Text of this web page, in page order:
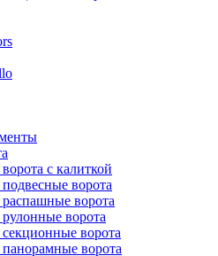
с калиткой
ворота
ворота
ворота
ворота
ворота